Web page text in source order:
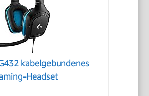
kabelgebundenes
Headset